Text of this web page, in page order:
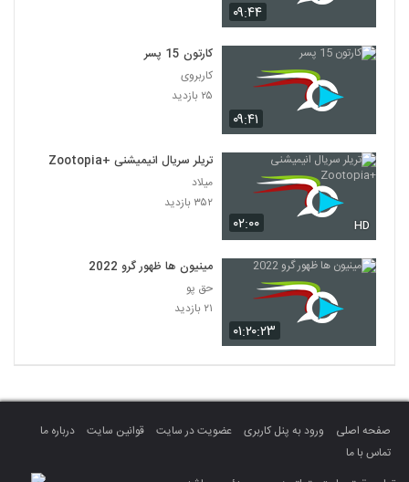
۰۹:۴۴
۰۹:۴۱
کارتون 15 پسر
کاربروی
۲۵ بازدید
۰۲:۰۰ HD
تریلر سریال انیمیشنی +Zootopia
میلاد
۳۵۲ بازدید
۰۱:۲۰:۲۳
مینیون ها ظهور گرو 2022
حق پو
۲۱ بازدید
صفحه اصلی ورود به پنل کاربری عضویت در سایت قوانین سایت
درباره ما
تماس با ما